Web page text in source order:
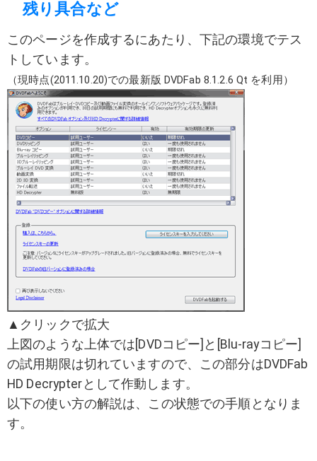
残り具合など
このページを作成するにあたり、下記の環境でテス
トしています。
（現時点(2011.10.20)での最新版 DVDFab 8.1.2.6 Qt を利用）
▲クリックで拡大
上図のような上体では[DVDコピー]と[Blu-rayコピー]
の試用期限は切れていますので、この部分はDVDFab
HD Decrypterとして作動します。
以下の使い方の解説は、この状態での手順となりま
す。